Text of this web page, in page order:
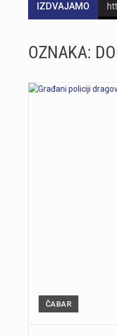
IZDVAJAMO
OZNAKA:
ČABAR